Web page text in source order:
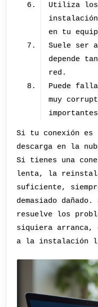
Utiliza los
en tu
Suele ser
depende
red.
Puede
muy
Si tu conexión es
descarga en la
Si tienes una
lenta, la
suficiente,
demasiado
resuelve los
siquiera arranca,
a la instalación